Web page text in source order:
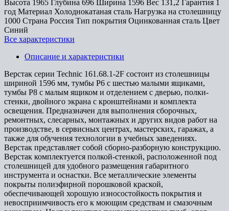
Высота 1965 Глубина 696 Ширина 1596 Вес 131,2 Гарантия 1
год Материал Холоднокатаная сталь Нагрузка на столешницу
1000 Страна Россия Тип покрытия Оцинкованная сталь Цвет
Синий
Все характеристики
Описание и характеристики
Верстак серии Technic 161.68.1-2F состоит из столешницы
шириной 1596 мм, тумбы P6 с шестью малыми ящиками,
тумбы P8 с малым ящиком и отделением с дверью, полки-
стенки, двойного экрана с кронштейнами и комплекта
освещения. Предназначен для выполнения сборочных,
ремонтных, слесарных, монтажных и других видов работ на
производстве, в сервисных центрах, мастерских, гаражах, а
также для обучения технологии в учебных заведениях.
Верстак представляет собой сборно-разборную конструкцию.
Верстак комплектуется полкой-стенкой, расположенной под
столешницей для удобного размещения габаритного
инструмента и оснастки. Все металлические элементы
покрыты полиэфирной порошковой краской,
обеспечивающей хорошую износостойкость покрытия и
невосприимчивость его к моющим средствам и смазочным